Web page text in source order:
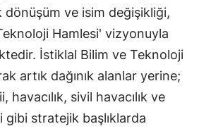
ve isim değişikliği,
Hamlesi' vizyonuyla
İstiklal Bilim ve Teknoloji
artık dağınık alanlar yerine;
havacılık, sivil havacılık ve
stratejik başlıklarda